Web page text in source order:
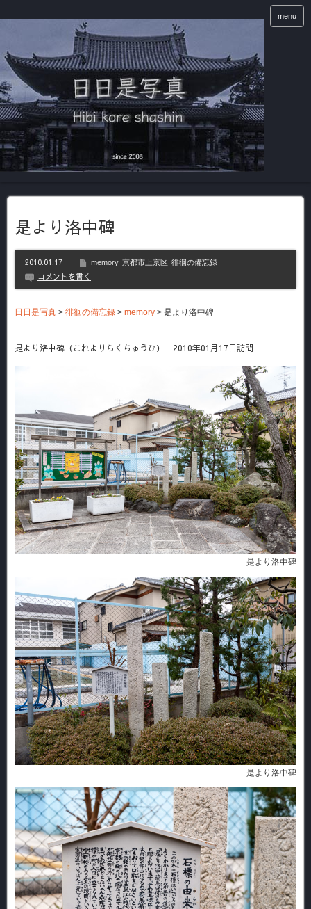
menu
是より洛中碑
2010.01.17 memory 京都市上京区 徘徊の備忘録
コメントを書く
日日是写真 > 徘徊の備忘録 > memory > 是より洛中碑
是より洛中碑（これよりらくちゅうひ） 2010年01月17日訪問
是より洛中碑
是より洛中碑